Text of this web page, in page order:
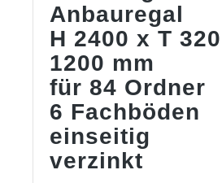
Anbauregal
H 2400 x T
1200 mm
für 84 Ordner
6 Fachböden
einseitig
verzinkt